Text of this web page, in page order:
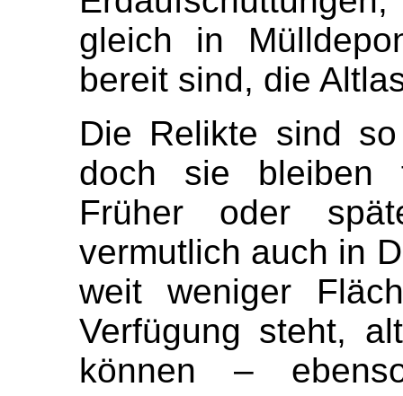
gleich in
bereit sind, die
Die Relikte sind
doch sie bleiben
Früher oder
vermutlich auch in
weit weniger
Verfügung steht,
können –